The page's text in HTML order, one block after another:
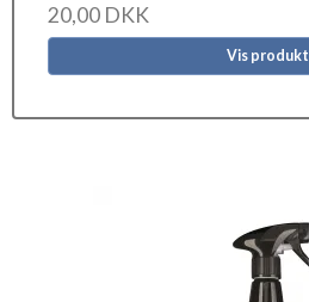
20,00 DKK
Vis produkt